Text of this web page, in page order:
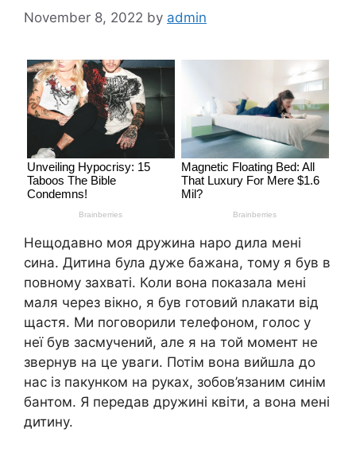
November 8, 2022 by admin
Нещодавно моя дружина наро дила мені
сина. Дитина була дуже бажана, тому я був в
повному захваті. Коли вона показала мені
маля через вікно, я був готовий nлакати від
щастя. Ми поговорили телефоном, голос у
неї був засмучений, але я на той момент не
звернув на це уваги. Потім вона вийшла до
нас із пакунком на руках, зобов’язаним синім
бантом. Я передав дружині квіти, а вона мені
дитину.